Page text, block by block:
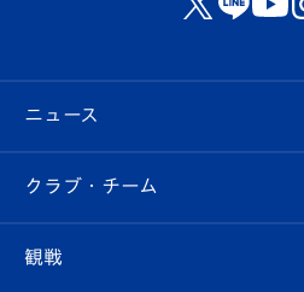
ニュース
すべて
クラブ・チーム
観戦